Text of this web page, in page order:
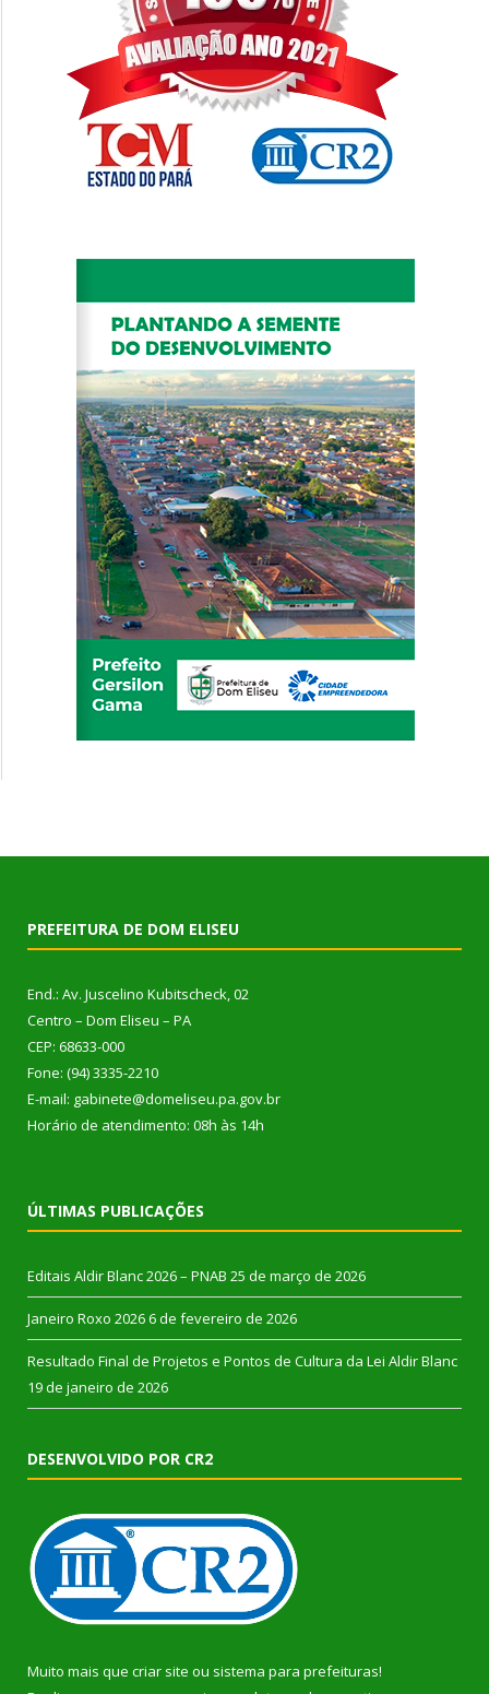
PREFEITURA DE DOM ELISEU
End.: Av. Juscelino Kubitscheck, 02
Centro – Dom Eliseu – PA
CEP: 68633-000
Fone: (94) 3335-2210
E-mail: gabinete@domeliseu.pa.gov.br
Horário de atendimento: 08h às 14h
ÚLTIMAS PUBLICAÇÕES
Editais Aldir Blanc 2026 – PNAB 25 de março de 2026
Janeiro Roxo 2026 6 de fevereiro de 2026
Resultado Final de Projetos e Pontos de Cultura da Lei Aldir Blanc
19 de janeiro de 2026
DESENVOLVIDO POR CR2
Muito mais que criar site ou sistema para prefeituras!